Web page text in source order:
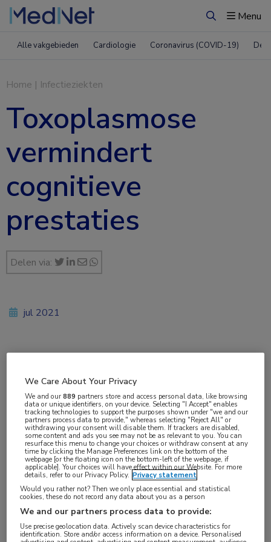
ZoekenMenu
Alle vakgebieden Cardiologie Coronavirus (COVID-19)
Home | Infectieziekten
Toxoplasmose
vermindert
cognitieve
prestaties
Delen via:
Besmetting metToxoplasma gondiikan leiden tot
een verminderd cognitief presteren. Lies de Haan
jul 2021
Infectieziekten
Aandachtsgebieden:
Parasitaire infecties
Tags:
cognitie,toxoplasmose
We Care About Your Privacy
We and our889 partners store and access personal data, like browsing
data or unique identifiers, on your device. Selecting "I Accept" enables
tracking technologies to support the purposes shown under "we and our
partners process data to provide," whereas selecting "Reject All" or
withdrawing your consent will disable them. If trackers are disabled,
some content and ads you see may not be as relevant to you. You can
resurface this menu to change your choices or withdraw consent at any
time by clicking the Manage Preferences link on the bottom of the
webpage [or the floating icon on the bottom-left of the webpage, if
applicable]. Your choices will have effect within our Website. For more
details, refer to our Privacy Policy. Privacy statement
Would you rather not? Then we only place essential and statistical
cookies, these do not record any data about you as a person
We and our partners process data to provide:
Use precise geolocation data. Actively scan device characteristics for
identification. Store and/or access information on a device. Personalised